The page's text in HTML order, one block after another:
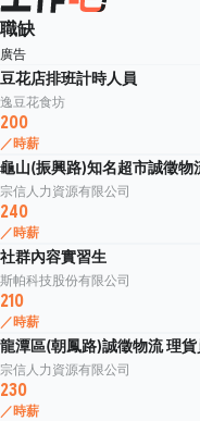
職缺
廣告
豆花店排班計時人員
逸豆花食坊
200
／時薪
龜山(振興路)知名超市誠徵物
宗信人力資源有限公司
240
／時薪
社群內容實習生
斯帕科技股份有限公司
210
／時薪
龍潭區(朝鳳路)誠徵物流 理
宗信人力資源有限公司
230
／時薪